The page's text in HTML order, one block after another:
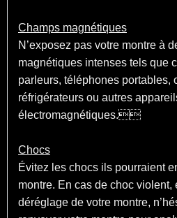
Champs magnétiques
N’exposez pas votre montre à
magnétiques intenses tels que
parleurs, téléphones portables,
réfrigérateurs ou autres
électromagnétiques.
Chocs
Évitez les chocs ils pourraient
montre. En cas de choc violent,
déréglage de votre montre,